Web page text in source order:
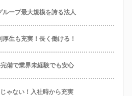
ループ最大規模を誇る法人
生も充実！長く働ける！
備で業界未経験でも安心
ゃない！入社時から充実